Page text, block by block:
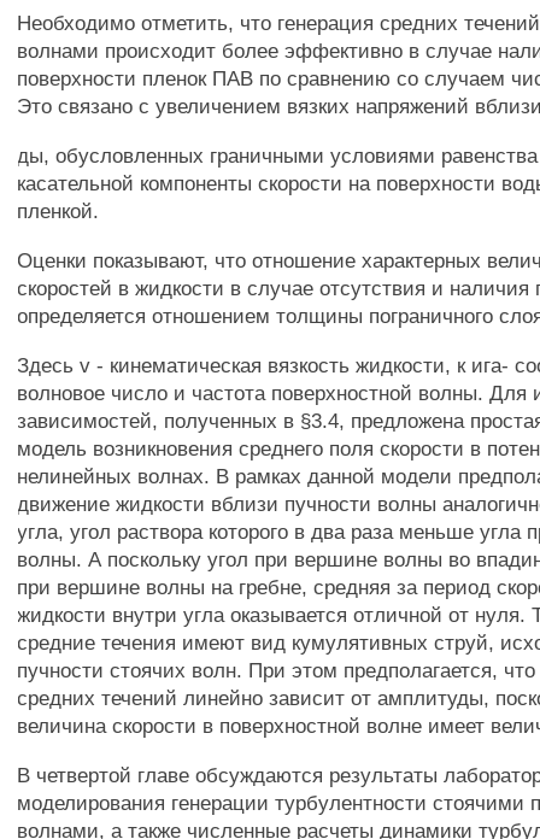
Необходимо отметить, что генерация средних
волнами происходит более эффективно в случае
поверхности пленок ПАВ по сравнению со случаем
Это связано с увеличением вязких напряжений
ды, обусловленных граничными условиями
касательной компоненты скорости на поверхности
пленкой.
Оценки показывают, что отношение характерных
скоростей в жидкости в случае отсутствия и наличия
определяется отношением толщины пограничного
Здесь v - кинематическая вязкость жидкости, к ига-
волновое число и частота поверхностной волны. Для
зависимостей, полученных в §3.4, предложена
модель возникновения среднего поля скорости в
нелинейных волнах. В рамках данной модели
движение жидкости вблизи пучности волны
угла, угол раствора которого в два раза меньше угла
волны. А поскольку угол при вершине волны во
при вершине волны на гребне, средняя за период
жидкости внутри угла оказывается отличной от нуля.
средние течения имеют вид кумулятивных струй,
пучности стоячих волн. При этом предполагается, что
средних течений линейно зависит от амплитуды,
величина скорости в поверхностной волне имеет
В четвертой главе обсуждаются результаты
моделирования генерации турбулентности стоячими
волнами, а также численные расчеты динамики